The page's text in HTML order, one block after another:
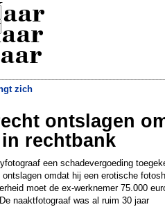
zich
onderen! Afvalzakken vernielen
»
ontslagen
rechtbank
een schadevergoeding
omdat hij een erotische
moet de ex-werknemer 75.000
naaktfotograaf was al ruim 30 jaar